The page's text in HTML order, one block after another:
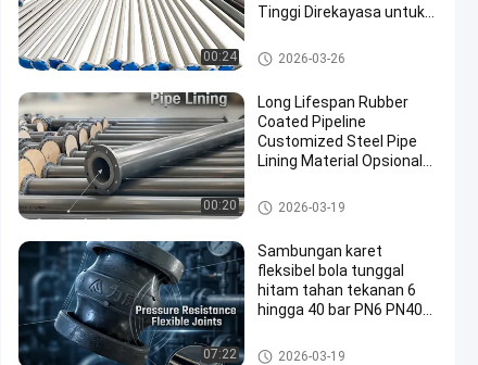
00:24
Tinggi Direkayasa untuk
Pipa berlapis karet
2026-03-26
00:20
Long Lifespan Rubber
Coated Pipeline
Customized Steel Pipe
Lining Material Opsional
Industri
Pipa berlapis karet
2026-03-19
07:22
Sambungan karet
fleksibel bola tunggal
hitam tahan tekanan 6
hingga 40 bar PN6 PN40
sistem perpipaan industri
Sambungan karet fleksibel bol
2026-03-19